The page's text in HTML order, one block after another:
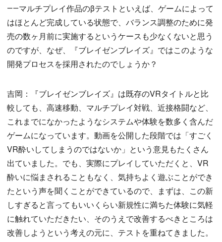
――マルチプレイ作品のβテストといえば、ゲームによって
はほとんど完成している状態で、バランス調整のために発
売の数ヶ月前に実施するというケースも少なくないと思う
のですが、なぜ、『ブレイゼンブレイズ』ではこのような
開発プロセスを採用されたのでしょうか？
吉岡：『ブレイゼンブレイズ』は既存のVRタイトルと比
較しても、高速移動、マルチプレイ対戦、近接格闘など、
これまでになかったようなシステムや体験を数多く含んだ
ゲームになっています。動画を公開した段階では「すごく
VR酔いしてしまうのではないか」という意見もたくさん
出ていました。でも、実際にプレイしていただくと、VR
酔いに悩まされることもなく、気持ちよく遊ぶことができ
たという声を聞くことができているので、まずは、この新
しすぎると言ってもいいくらい新規性に満ちた体験に気軽
に触れていただきたい、そのうえで改善するべきところは
改善しようという考えの元に、テストを重ねてきました。